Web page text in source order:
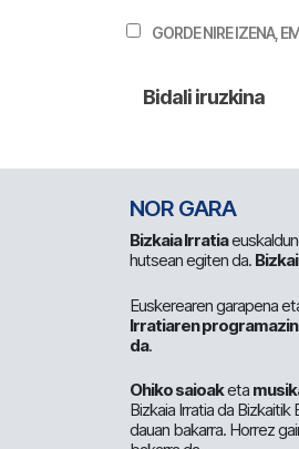
GORDE NIRE IZENA,
NOR GARA
Bizkaia Irratia
hutsean egiten da.
Euskerearen garapena
Irratiaren
da.
Ohiko saioaketa
Bizkaia Irratia da
dauan bakarra. Horrez